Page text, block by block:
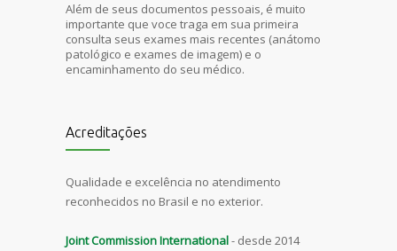
Além de seus documentos pessoais, é muito
importante que voce traga em sua primeira
consulta seus exames mais recentes (anátomo
patológico e exames de imagem) e o
encaminhamento do seu médico.
Acreditações
Qualidade e excelência no atendimento
reconhecidos no Brasil e no exterior.
Joint Commission International- desde 2014